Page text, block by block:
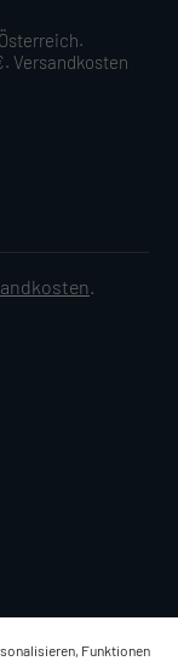
Versandkosten
.
Funktionen